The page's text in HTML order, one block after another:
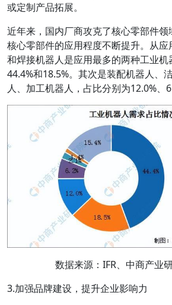
或定制产品拓展。
近年来，国内厂商攻克了核心零部件
核心零部件的应用程度不断提升。从应
和焊接机器人是应用最多的两种工业机
44.4%和18.5%。其次是装配机器人、
人、加工机器人，占比分别为12.0%、
数据来源：IFR、中商产业
3.加强品牌建设，提升企业影响力